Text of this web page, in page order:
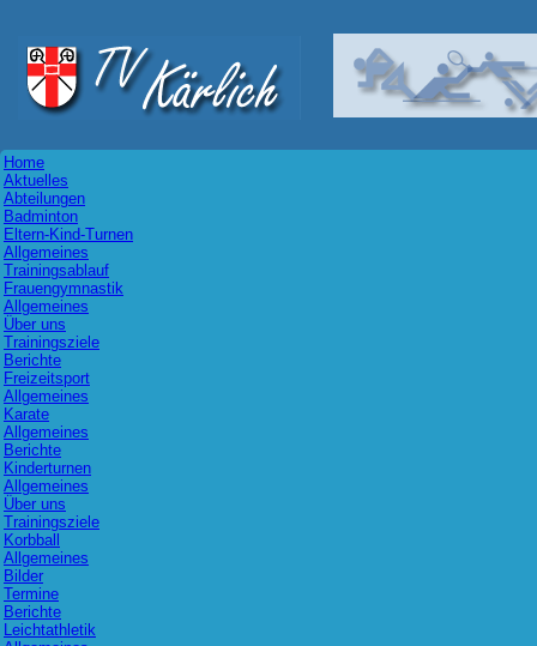
Home
Aktuelles
Abteilungen
Badminton
Eltern-Kind-Turnen
Allgemeines
Trainingsablauf
Frauengymnastik
Allgemeines
Über uns
Trainingsziele
Berichte
Freizeitsport
Allgemeines
Karate
Allgemeines
Berichte
Kinderturnen
Allgemeines
Über uns
Trainingsziele
Korbball
Allgemeines
Bilder
Termine
Berichte
Leichtathletik